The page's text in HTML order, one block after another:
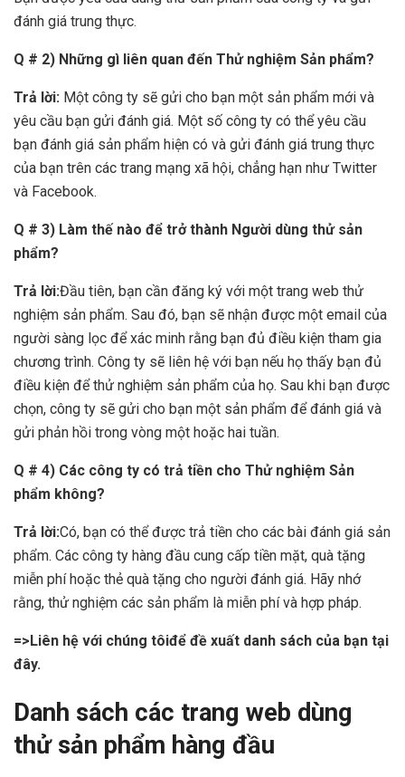
đánh giá trung thực.
Q # 2) Những gì liên quan đến Thử nghiệm Sản phẩm?
Trả lời: Một công ty sẽ gửi cho bạn một sản phẩm mới và
yêu cầu bạn gửi đánh giá. Một số công ty có thể yêu cầu
bạn đánh giá sản phẩm hiện có và gửi đánh giá trung thực
của bạn trên các trang mạng xã hội, chẳng hạn như Twitter
và Facebook.
Q # 3) Làm thế nào để trở thành Người dùng thử sản
phẩm?
Trả lời:Đầu tiên, bạn cần đăng ký với một trang web thử
nghiệm sản phẩm. Sau đó, bạn sẽ nhận được một email của
người sàng lọc để xác minh rằng bạn đủ điều kiện tham gia
chương trình. Công ty sẽ liên hệ với bạn nếu họ thấy bạn đủ
điều kiện để thử nghiệm sản phẩm của họ. Sau khi bạn được
chọn, công ty sẽ gửi cho bạn một sản phẩm để đánh giá và
gửi phản hồi trong vòng một hoặc hai tuần.
Q # 4) Các công ty có trả tiền cho Thử nghiệm Sản
phẩm không?
Trả lời:Có, bạn có thể được trả tiền cho các bài đánh giá sản
phẩm. Các công ty hàng đầu cung cấp tiền mặt, quà tặng
miễn phí hoặc thẻ quà tặng cho người đánh giá. Hãy nhớ
rằng, thử nghiệm các sản phẩm là miễn phí và hợp pháp.
=>Liên hệ với chúng tôiđể đề xuất danh sách của bạn tại
đây.
Danh sách các trang web dùng
thử sản phẩm hàng đầu